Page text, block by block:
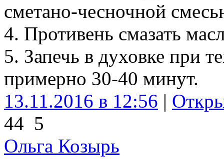
сметано-чесночной
4. Противень смазать
5. Запечь в духовке при
примерно 30-40 минут.
13.11.2016 в 12:56 |
44 5
Ольга Козырь